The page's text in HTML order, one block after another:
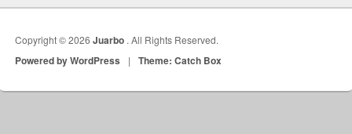
Copyright © 2026Juarbo . All Rights Reserved.
Powered by WordPress | Theme: Catch Box